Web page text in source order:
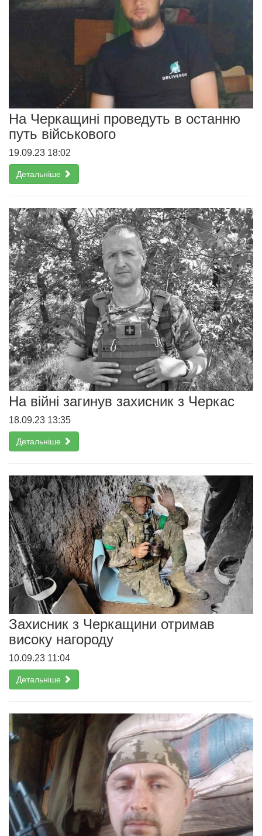
На Черкащині проведуть в останню
путь військового
19.09.23 18:02
Детальніше
На війні загинув захисник з Черкас
18.09.23 13:35
Детальніше
Захисник з Черкащини отримав
високу нагороду
10.09.23 11:04
Детальніше